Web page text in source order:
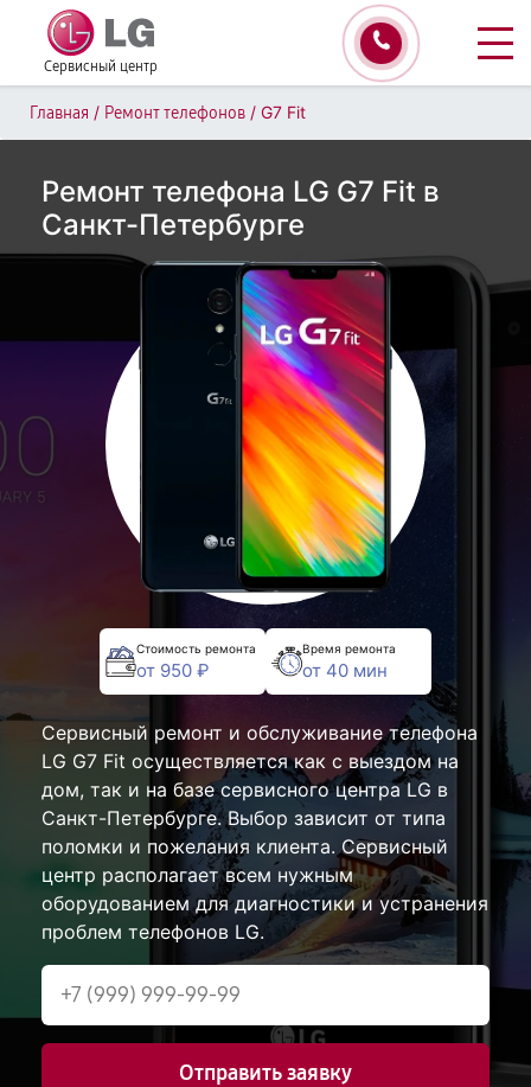
Сервисный центр
Главная / Ремонт телефонов / G7 Fit
Ремонт телефона LG G7 Fit в
Санкт-Петербурге
Стоимость ремонта
от 950 ₽
Время ремонта
от 40 мин
Сервисный ремонт и обслуживание телефона
LG G7 Fit осуществляется как с выездом на
дом, так и на базе сервисного центра LG в
Санкт-Петербурге. Выбор зависит от типа
поломки и пожелания клиента. Сервисный
центр располагает всем нужным
оборудованием для диагностики и устранения
проблем телефонов LG.
Отправить заявку